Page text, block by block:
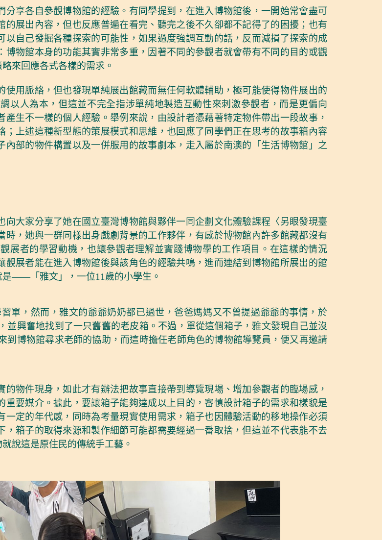
享各自參觀博物館的經驗。有同學提到，在進入博物館後，一開始常會盡可
展出內容，但也反應普遍在看完、聽完之後不久卻都不記得了的困擾；也有
以自己發掘各種探索的可能性，如果過度強調互動的話，反而減損了探索的成
物館本身的功能其實非常多重，因著不同的參觀者就會帶有不同的目的或觀
來回應各式各樣的需求。
用脈絡，但也發現單純展出館藏而無任何軟體輔助，極可能使得物件展出的
以人為本，但這並不完全指涉單純地製造互動性來刺激參觀者，而是更偏向
產生不一樣的個人經驗。舉例來說，由設計者憑藉著特定物件帶出一段故事，
上述這種新型態的策展模式和思維，也回應了同學們正在思考的故事箱內容
部的物件構置以及一併服用的故事劇本，走入屬於南澳的「生活博物館」之
大家分享了她在國立臺灣博物館與夥伴一同企劃文化體驗課程〈另眼發現臺
，她與一群同樣出身戲劇背景的工作夥伴，有感於博物館內許多館藏都沒有
展者的學習動機，也讓參觀者理解並實踐博物學的工作項目。在這樣的情況
展者能在進入博物館後與該角色的經驗共鳴，進而連結到博物館所展出的館
——「雅文」，一位11歲的小學生。
單，然而，雅文的爺爺奶奶都已過世，爸爸媽媽又不曾提過爺爺的事情，於
並興奮地找到了一只舊舊的老皮箱。不過，單從這個箱子，雅文發現自己並沒
到博物館尋求老師的協助，而這時擔任老師角色的博物館導覽員，便又再邀請
物件現身，如此才有辦法把故事直接帶到導覽現場、增加參觀者的臨場感，
要媒介。據此，要讓箱子能夠達成以上目的，審慎設計箱子的需求和樣貌是
定的年代感，同時為考量現實使用需求，箱子也因體驗活動的移地操作必須
箱子的取得來源和製作細節可能都需要經過一番取捨，但這並不代表能不去
說這是原住民的傳統手工藝。